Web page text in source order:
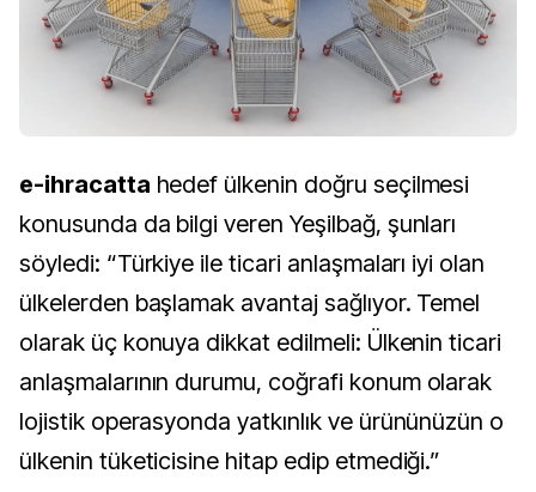
e-ihracatta hedef ülkenin doğru seçilmesi
konusunda da bilgi veren Yeşilbağ, şunları
söyledi: “Türkiye ile ticari anlaşmaları iyi olan
ülkelerden başlamak avantaj sağlıyor. Temel
olarak üç konuya dikkat edilmeli: Ülkenin ticari
anlaşmalarının durumu, coğrafi konum olarak
lojistik operasyonda yatkınlık ve ürününüzün o
ülkenin tüketicisine hitap edip etmediği.”